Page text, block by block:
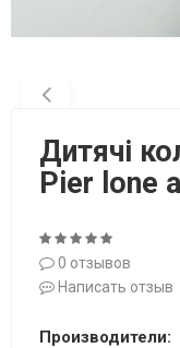
Дитячі
Pier lone
0 отзывов
Написать отзыв
Производители: